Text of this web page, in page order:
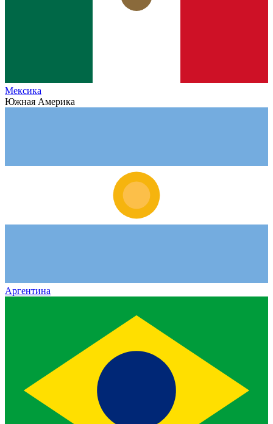
Мексика
Южная Америка
Аргентина